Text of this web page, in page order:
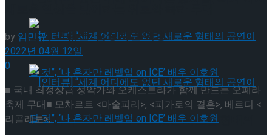
[인터뷰] “세계 어디에도 없던 새로운 형태의
유가 그리는 ‘감성적인 여정’
by임민규
2022년 04월 12일
0
■ 국내 최정상급 성악가와 오케스트라가 함께 만드는 오페라
축제 무대■ 모차르트 <마술피리>, <피가로의 결혼>, 베르디 <
리골레토>,...